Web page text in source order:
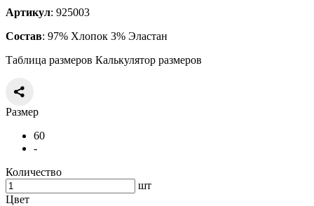
Артикул: 925003
Состав: 97% Хлопок 3% Эластан
Таблица размеров Калькулятор размеров
Размер
60
-
Количество
шт
Цвет